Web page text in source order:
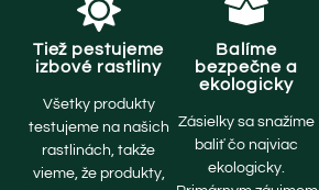
Tiež pestujeme
izbové rastliny
Všetky produkty
testujeme na našich
rastlinách, takže
vieme, že produkty,
Balíme
bezpečne a
ekologicky
Zásielky sa snažíme
baliť čo najviac
ekologicky.